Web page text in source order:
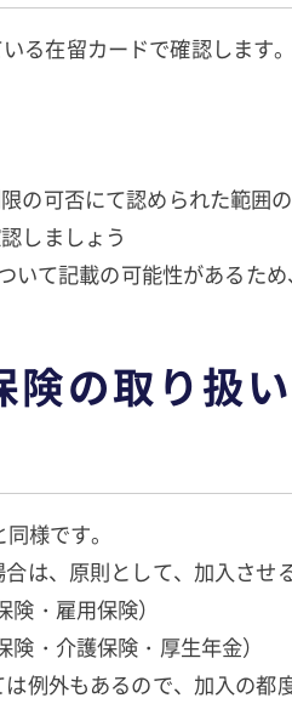
る在留カードで確認します
の可否にて認められた
ましょう
て記載の可能性があるため
の取り扱
様です。
、原則として、加入させる
・雇用保険）
・介護保険・厚生年金）
外もあるので、加入の都